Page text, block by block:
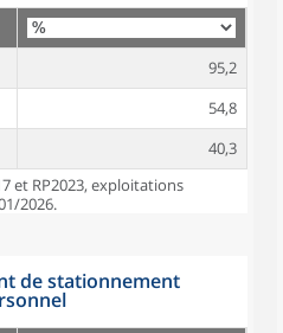
95,2
54,8
40,3
et RP2023, exploitations
2026.
de stationnement